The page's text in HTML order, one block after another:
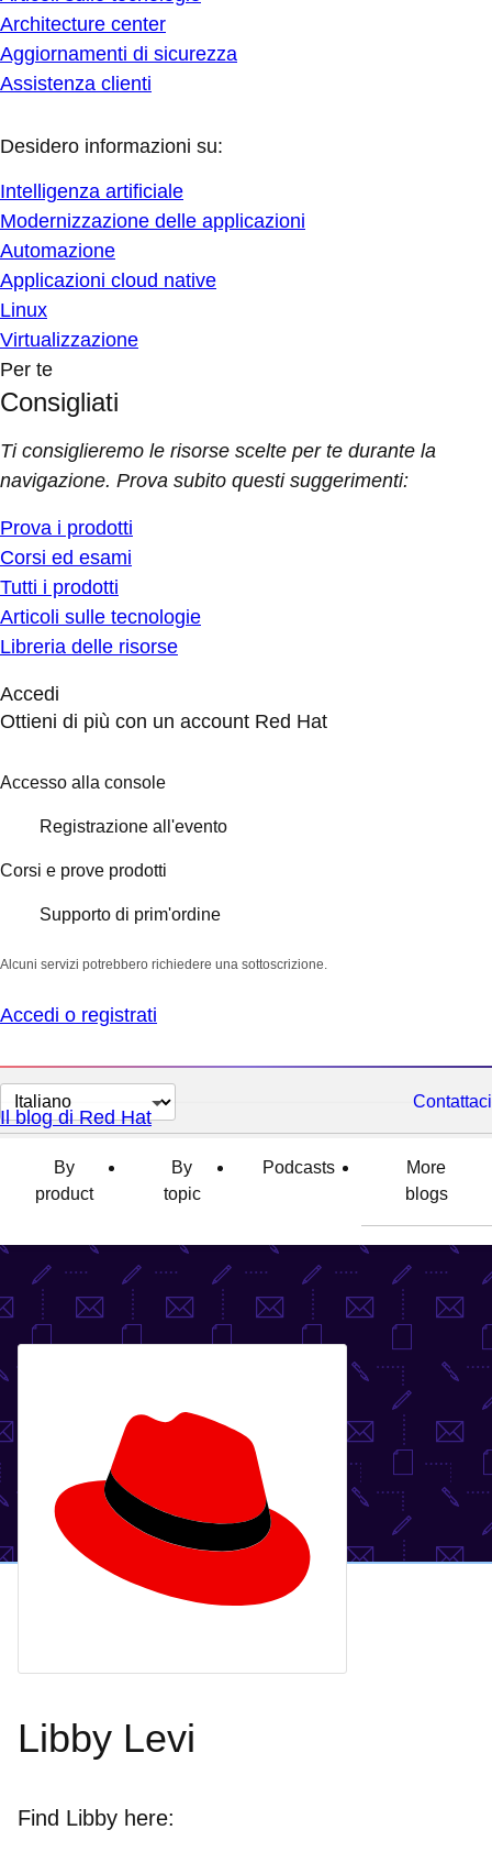
Architecture center
Aggiornamenti di sicurezza
Assistenza clienti
Desidero informazioni su:
Intelligenza artificiale
Modernizzazione delle applicazioni
Automazione
Applicazioni cloud native
Linux
Virtualizzazione
Per te
Consigliati
Ti consiglieremo le risorse scelte per te durante la
navigazione. Prova subito questi suggerimenti:
Prova i prodotti
Corsi ed esami
Tutti i prodotti
Articoli sulle tecnologie
Libreria delle risorse
Accedi
Ottieni di più con un account Red Hat
Accesso alla console
Registrazione all'evento
Corsi e prove prodotti
Supporto di prim'ordine
Alcuni servizi potrebbero richiedere una sottoscrizione.
Accedi o registrati
Cambia
lingua
Contattaci
Il blog di Red Hat
By
product
By
topic
Podcasts
More
blogs
Libby Levi
Find Libby here: